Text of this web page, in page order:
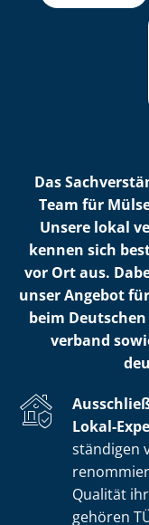
Das
Team für
Unsere lokal
kennen sich
vor Ort aus.
unser Angebot
beim
ver­band
Lokal-
stän­di­gen
Qualität
gehören